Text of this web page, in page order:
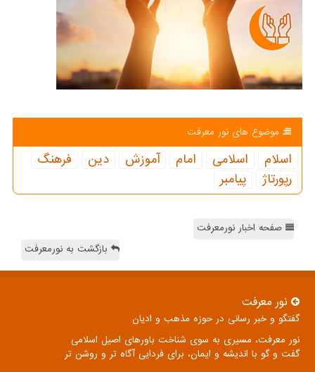
موضوع های نور معرفت
اسلام اسلامی امام آموزش دین
فرهنگ
رپورتاژ
پیامبر
صفحه اخبار نورمعرفت
بازگشت به نورمعرفت
نور معرفت
گفتگو و خبر رسانی در حوزه مذهب و ادیان
نور معرفت، مسیری به سوی شناخت باورهای اصیل اسلامی
گفت و گو با اندیشه و ایمان، برای فردایی آگاه تر و روشن تر